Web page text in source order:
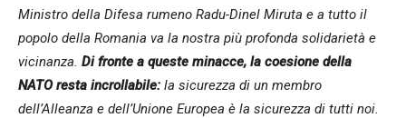
Ministro della Difesa rumeno Radu-Dinel Miruta e a tutto il
popolo della Romania va la nostra più profonda solidarietà e
vicinanza. Di fronte a queste minacce, la coesione della
NATO resta incrollabile: la sicurezza di un membro
dell’Alleanza e dell’Unione Europea è la sicurezza di tutti noi.